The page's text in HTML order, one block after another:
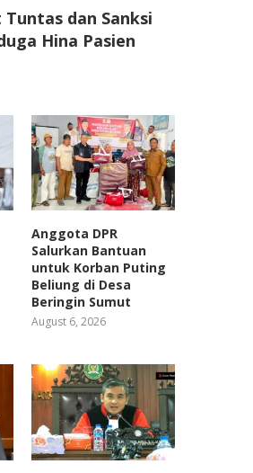
Tuntas dan Sanksi
Hina Pasien
Anggota DPR
Salurkan Bantuan
untuk Korban Puting
Beliung di Desa
Beringin Sumut
August 6, 2026